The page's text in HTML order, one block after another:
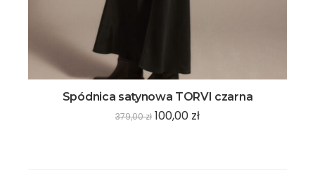
Spódnica satynowa TORVI czarna
379,00zł 100,00 zł